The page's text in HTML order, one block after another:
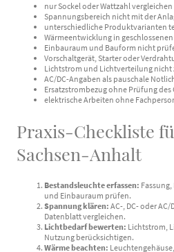
nur Sockel oder Wattzahl vergleichen
Spannungsbereich nicht mit der
unterschiedliche Produktvarianten
Wärmeentwicklung in
Einbauraum und Bauform nicht
Vorschaltgerät, Starter oder
Lichtstrom und Lichtverteilung nicht
AC/DC-Angaben als pauschale
Ersatzstrombezug ohne Prüfung
elektrische Arbeiten ohne
Praxis-Checkliste
Sachsen-Anhalt
Bestandsleuchte erfassen:
und Einbauraum prüfen.
Spannung klären: AC-, DC- oder
Datenblatt vergleichen.
Lichtbedarf bewerten: Lichtstrom,
Nutzung berücksichtigen.
Wärme beachten: